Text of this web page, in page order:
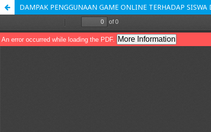
DAMPAK PENGGUNAAN GAME ONLINE TERHADAP SISWA